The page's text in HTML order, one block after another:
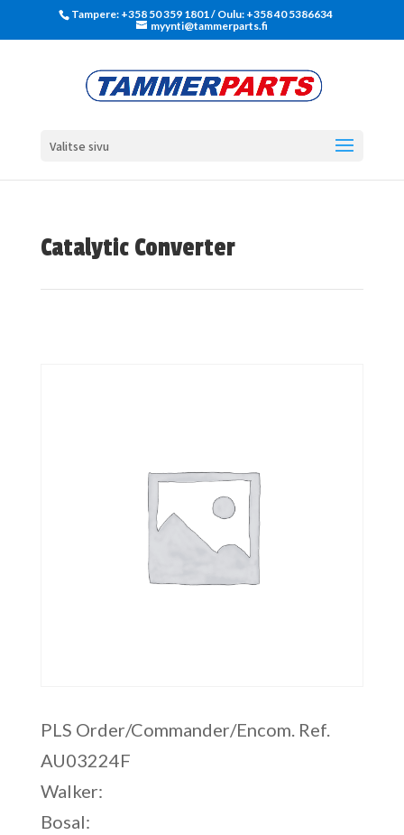
Tampere: +358 50 359 1801‬ / Oulu: +358 40 5386634
myynti@tammerparts.fi
Valitse sivu
Catalytic Converter
PLS Order/Commander/Encom. Ref.
AU03224F
Walker:
Bosal: